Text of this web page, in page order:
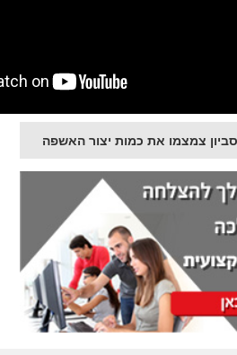
צמצמו את כמות יצור האשפה